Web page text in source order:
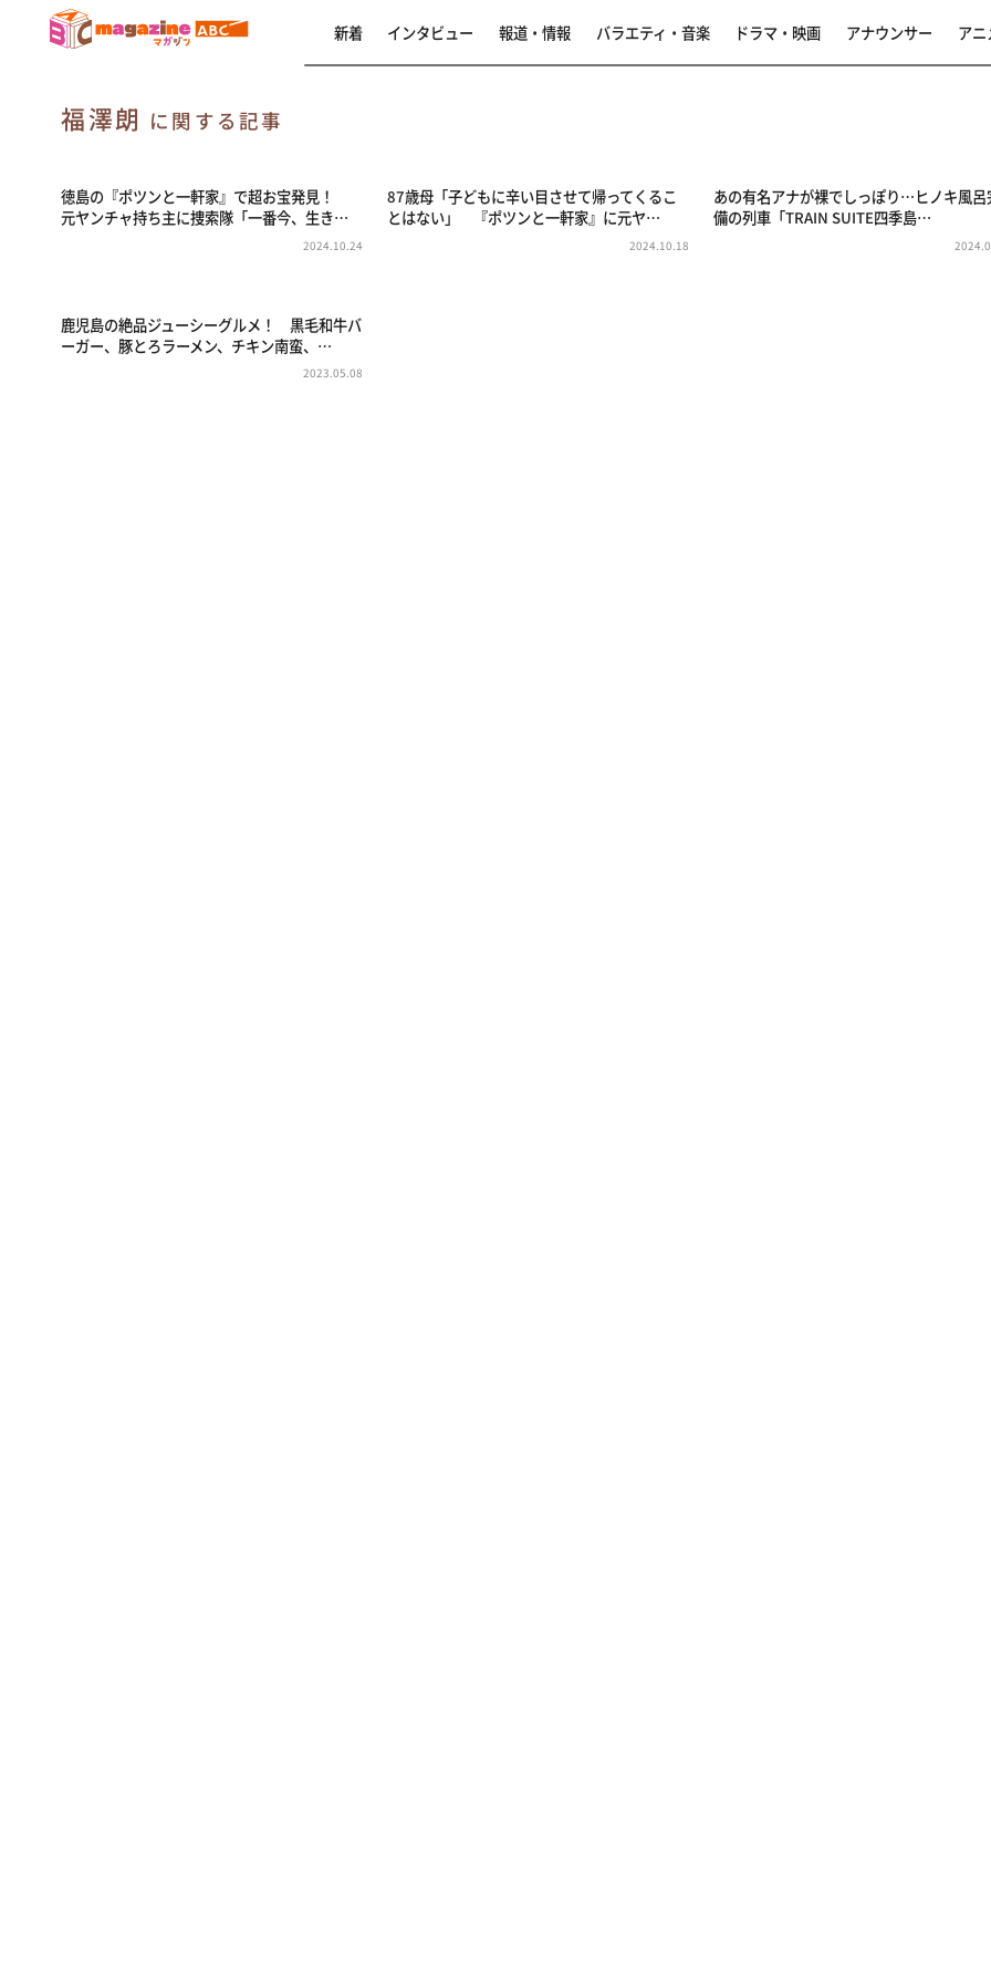
新着 インタビュー 報道・情報 バラエティ・音楽 ドラマ・映画 アナウンサー アニ
福澤朗 に関する記事
徳島の『ポツンと一軒家』で超お宝発見！
元ヤンチャ持ち主に捜索隊「一番今、生き…
2024.10.24
87歳母「子どもに辛い目させて帰ってくるこ
とはない」 『ポツンと一軒家』に元ヤ…
2024.10.18
あの有名アナが裸でしっぽり…ヒノキ風呂
備の列車「TRAIN SUITE四季島…
鹿児島の絶品ジューシーグルメ！ 黒毛和牛バ
ーガー、豚とろラーメン、チキン南蛮、…
2023.05.08